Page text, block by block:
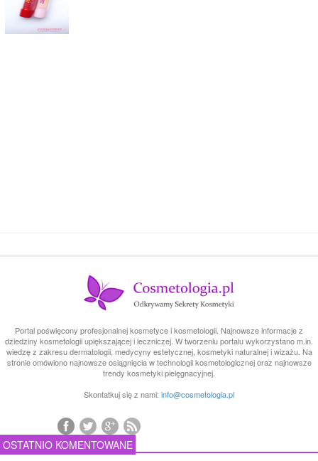
Portal poświęcony profesjonalnej kosmetyce i kosmetologii. Najnowsze informacje z
dziedziny kosmetologii upiększającej i leczniczej. W tworzeniu portalu wykorzystano m.in.
wiedzę z zakresu dermatologii, medycyny estetycznej, kosmetyki naturalnej i wizażu. Na
stronie omówiono najnowsze osiągnięcia w technologii kosmetologicznej oraz najnowsze
trendy kosmetyki pielęgnacyjnej.
Skontatkuj się z nami: info@cosmetologia.pl
OSTATNIO KOMENTOWANE